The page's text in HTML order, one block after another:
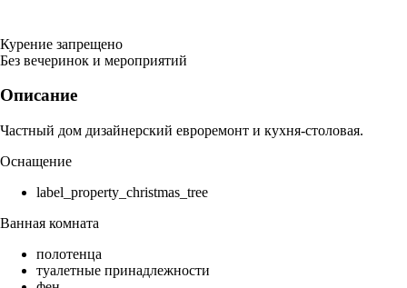
Курение запрещено
Без вечеринок и мероприятий
Описание
Частный дом дизайнерский евроремонт и кухня-столовая.
Оснащение
label_property_christmas_tree
Ванная комната
полотенца
туалетные принадлежности